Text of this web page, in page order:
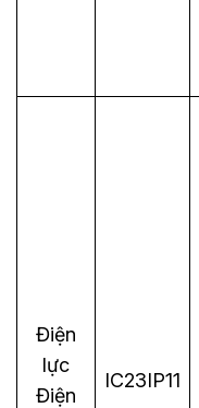
Điện
lực
Điện
IC23IP11